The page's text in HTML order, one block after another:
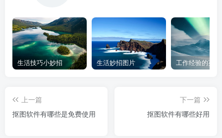
生活技巧小妙招 生活妙招图片 工作经验的英
上一篇
抠图软件有哪些是免费使用
下一篇
抠图软件有哪些好用